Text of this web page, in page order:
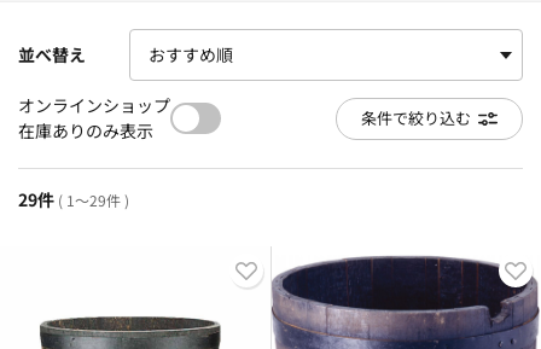
並べ替え
オンラインショップ
在庫ありのみ表示
条件で絞り込む
29件 ( 1～29件 )